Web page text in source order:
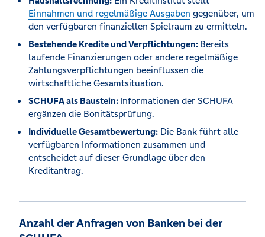
Einnahmen und regelmäßige Ausgaben gegenüber, um
den verfügbaren finanziellen Spielraum zu ermitteln.
Bestehende Kredite und Verpflichtungen: Bereits
laufende Finanzierungen oder andere regelmäßige
Zahlungsverpflichtungen beeinflussen die
wirtschaftliche Gesamtsituation.
SCHUFA als Baustein: Informationen der SCHUFA
ergänzen die Bonitätsprüfung.
Individuelle Gesamtbewertung: Die Bank führt alle
verfügbaren Informationen zusammen und
entscheidet auf dieser Grundlage über den
Kreditantrag.
Anzahl der Anfragen von Banken bei der